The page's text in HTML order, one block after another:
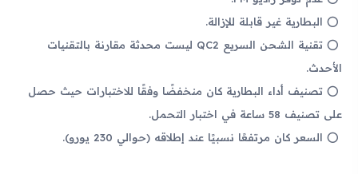
البطارية غير قابلة للإزالة.
تقنية الشحن السريع QC2 ليست محدثة مقارنة بالتقنيات
الأحدث.
تصنيف أداء البطارية كان منخفضًا وفقًا للاختبارات حيث حصل
على تصنيف 58 ساعة في اختبار التحمل.
السعر كان مرتفعًا نسبيًا عند إطلاقه (حوالي 230 يورو).